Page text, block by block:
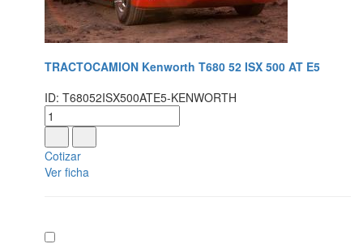
TRACTOCAMION Kenworth T680 52 ISX 500 AT E5
ID: T68052ISX500ATE5-KENWORTH
Cotizar
Ver ficha